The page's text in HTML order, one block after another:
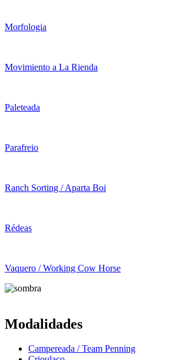
Morfologia
Movimiento a La Rienda
Paleteada
Parafreio
Ranch Sorting / Aparta Boi
Rédeas
Vaquero / Working Cow Horse
Modalidades
Campereada / Team Penning